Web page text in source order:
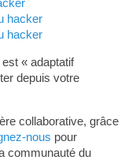
hacker
hacker
« adaptatif
depuis votre
collaborative, grâce
nous pour
communauté du